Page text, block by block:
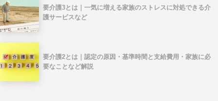
要介護3とは｜一気に増える家族のストレスに対処できる介
護サービスなど
要介護2とは｜認定の原因・基準時間と支給費用・家族に必
要なことなど解説